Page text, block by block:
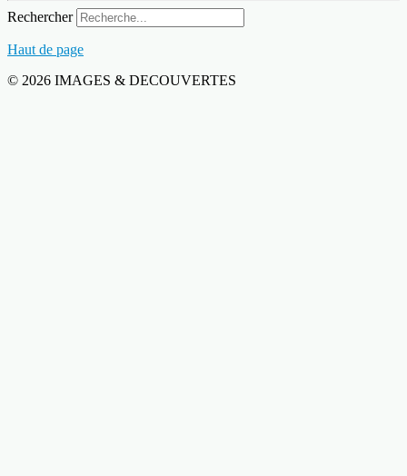
Rechercher
Haut de page
© 2026 IMAGES & DECOUVERTES